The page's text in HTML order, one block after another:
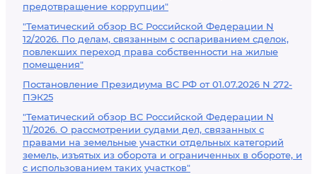
предотвращение коррупции"
"Тематический обзор ВС Российской Федерации N
12/2026. По делам, связанным с оспариванием сделок,
повлекших переход права собственности на жилые
помещения"
Постановление Президиума ВС РФ от 01.07.2026 N 272-
ПЭК25
"Тематический обзор ВС Российской Федерации N
11/2026. О рассмотрении судами дел, связанных с
правами на земельные участки отдельных категорий
земель, изъятых из оборота и ограниченных в обороте, и
с использованием таких участков"